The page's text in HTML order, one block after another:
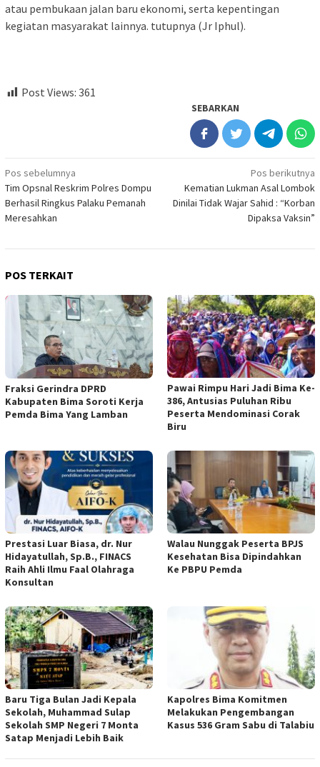
atau pembukaan jalan baru ekonomi, serta kepentingan
kegiatan masyarakat lainnya. tutupnya (Jr Iphul).
Post Views: 361
SEBARKAN
Navigasi
pos
Pos sebelumnya
Tim Opsnal Reskrim Polres Dompu
Berhasil Ringkus Palaku Pemanah
Meresahkan
Pos berikutnya
Kematian Lukman Asal Lombok
Dinilai Tidak Wajar Sahid : “Korban
Dipaksa Vaksin”
POS TERKAIT
Fraksi Gerindra DPRD
Kabupaten Bima Soroti Kerja
Pemda Bima Yang Lamban
Pawai Rimpu Hari Jadi Bima Ke-
386, Antusias Puluhan Ribu
Peserta Mendominasi Corak
Biru
Prestasi Luar Biasa, dr. Nur
Hidayatullah, Sp.B., FINACS
Raih Ahli Ilmu Faal Olahraga
Konsultan
Walau Nunggak Peserta BPJS
Kesehatan Bisa Dipindahkan
Ke PBPU Pemda
Baru Tiga Bulan Jadi Kepala
Sekolah, Muhammad Sulap
Sekolah SMP Negeri 7 Monta
Satap Menjadi Lebih Baik
Kapolres Bima Komitmen
Melakukan Pengembangan
Kasus 536 Gram Sabu di Talabiu